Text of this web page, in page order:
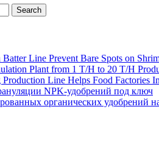
Line Prevent Bare Spots on
Plant from 1 T/H to 20 T/H
Line Helps Food Factories
NPK-удобрений под ключ
органических удобрений